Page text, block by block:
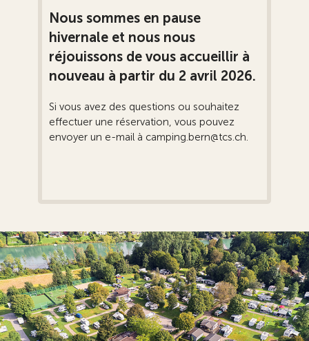
Nous sommes en pause
hivernale et nous nous
réjouissons de vous accueillir à
nouveau à partir du 2 avril 2026.
Si vous avez des questions ou souhaitez
effectuer une réservation, vous pouvez
envoyer un e-mail à camping.bern@tcs.ch.